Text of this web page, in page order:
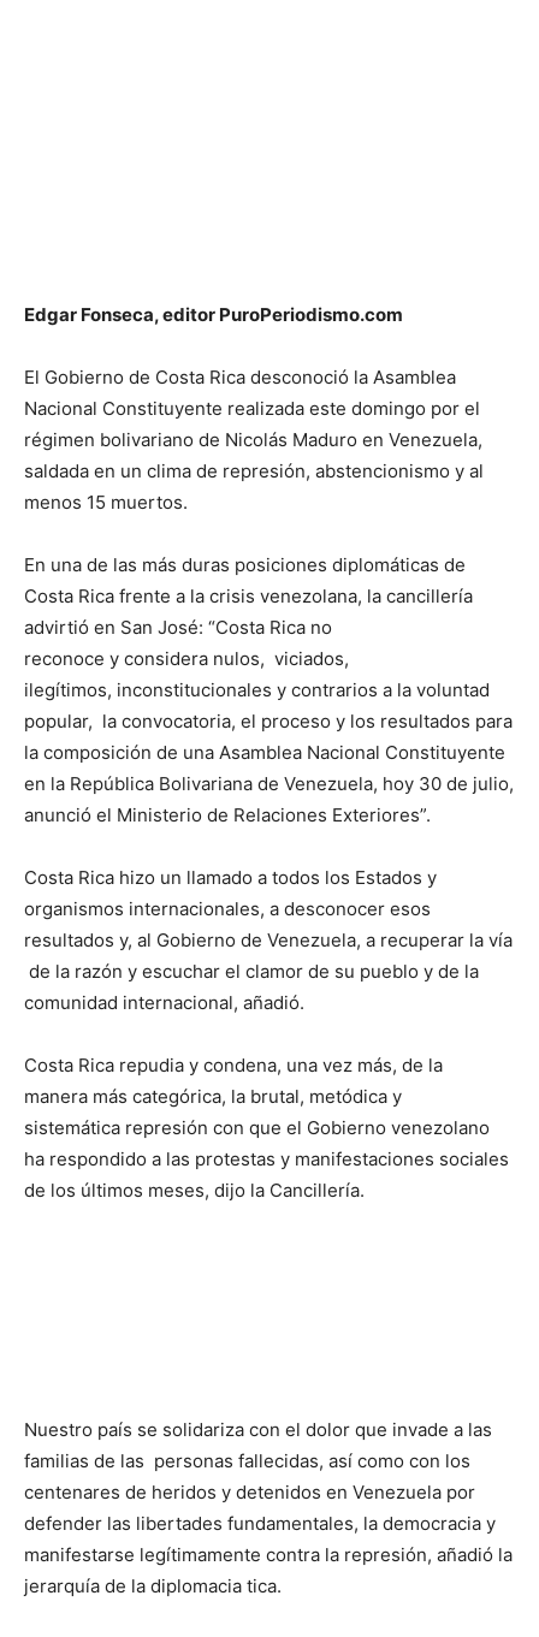
Edgar Fonseca, editor PuroPeriodismo.com
El Gobierno de Costa Rica desconoció la Asamblea
Nacional Constituyente realizada este domingo por el
régimen bolivariano de Nicolás Maduro en Venezuela,
saldada en un clima de represión, abstencionismo y al
menos 15 muertos.
En una de las más duras posiciones diplomáticas de
Costa Rica frente a la crisis venezolana, la cancillería
advirtió en San José: “Costa Rica no
reconoce y considera nulos, viciados,
ilegítimos, inconstitucionales y contrarios a la voluntad
popular, la convocatoria, el proceso y los resultados para
la composición de una Asamblea Nacional Constituyente
en la República Bolivariana de Venezuela, hoy 30 de julio,
anunció el Ministerio de Relaciones Exteriores”.
Costa Rica hizo un llamado a todos los Estados y
organismos internacionales, a desconocer esos
resultados y, al Gobierno de Venezuela, a recuperar la vía
de la razón y escuchar el clamor de su pueblo y de la
comunidad internacional, añadió.
Costa Rica repudia y condena, una vez más, de la
manera más categórica, la brutal, metódica y
sistemática represión con que el Gobierno venezolano
ha respondido a las protestas y manifestaciones sociales
de los últimos meses, dijo la Cancillería.
Nuestro país se solidariza con el dolor que invade a las
familias de las personas fallecidas, así como con los
centenares de heridos y detenidos en Venezuela por
defender las libertades fundamentales, la democracia y
manifestarse legítimamente contra la represión, añadió la
jerarquía de la diplomacia tica.